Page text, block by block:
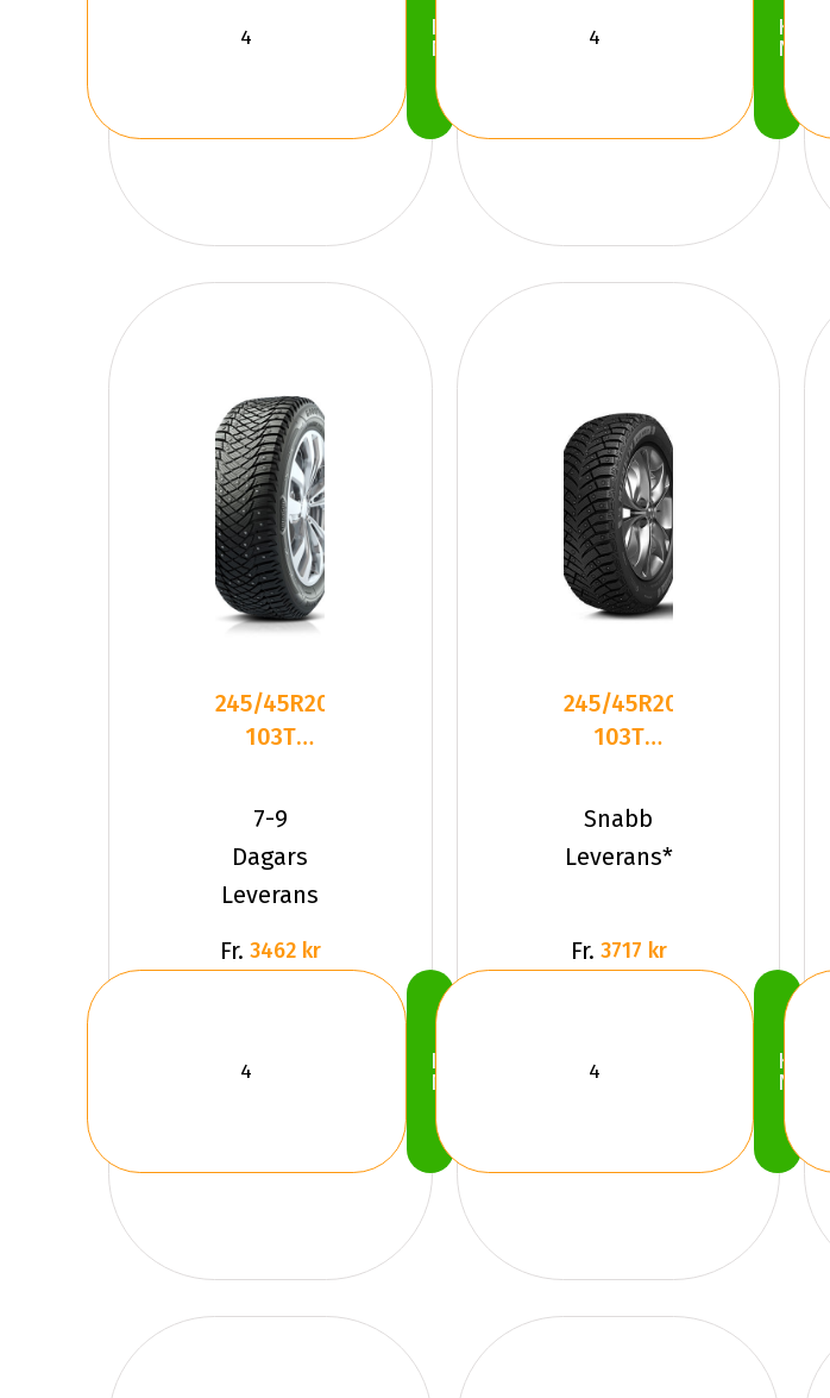
Köp
Nu
Köp
Nu
245/45R20
103T
ULTRAGRIP
ARCTI
7-9
Dagars
Leverans
Fr. 3462 kr
Köp
Nu
245/45R20
103T
XIN4 SUV
Snabb
Leverans*
Fr. 3717 kr
Köp
Nu